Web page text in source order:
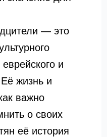
— это
еврейского и
жизнь и
важно
о своих
её история